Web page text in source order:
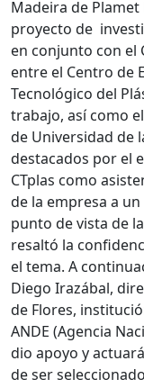
Madeira de
proyecto de
en conjunto con el
entre el Centro de
Tecnológico del
trabajo, así como
de Universidad de
destacados por el
CTplas como
de la empresa a
punto de vista de
resaltó la
el tema. A
Diego Irazábal,
de Flores,
ANDE (Agencia
dio apoyo y
de ser